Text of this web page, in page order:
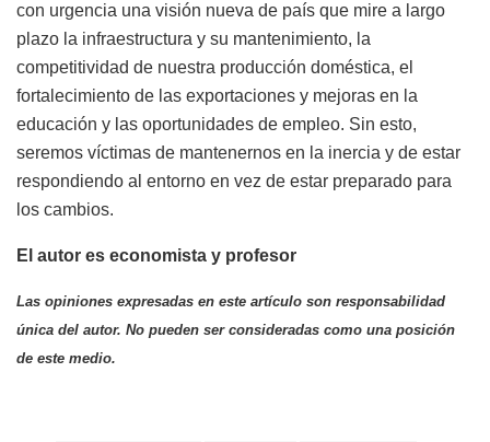
con urgencia una visión nueva de país que mire a largo
plazo la infraestructura y su mantenimiento, la
competitividad de nuestra producción doméstica, el
fortalecimiento de las exportaciones y mejoras en la
educación y las oportunidades de empleo. Sin esto,
seremos víctimas de mantenernos en la inercia y de estar
respondiendo al entorno en vez de estar preparado para
los cambios.
El autor es economista y profesor
Las opiniones expresadas en este artículo son responsabilidad
única del autor. No pueden ser consideradas como una posición
de este medio.